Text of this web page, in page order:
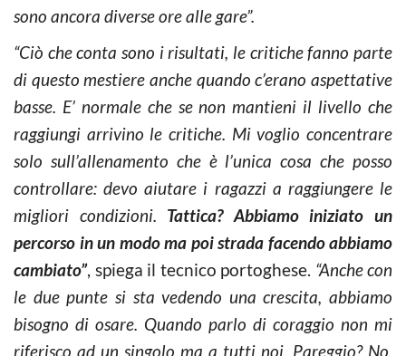
sono ancora diverse ore alle gare”.
“Ciò che conta sono i risultati, le critiche fanno parte
di questo mestiere anche quando c’erano aspettative
basse. E’ normale che se non mantieni il livello che
raggiungi arrivino le critiche. Mi voglio concentrare
solo sull’allenamento che è l’unica cosa che posso
controllare: devo aiutare i ragazzi a raggiungere le
migliori condizioni. Tattica? Abbiamo iniziato un
percorso in un modo ma poi strada facendo abbiamo
cambiato”, spiega il tecnico portoghese. “Anche con
le due punte si sta vedendo una crescita, abbiamo
bisogno di osare. Quando parlo di coraggio non mi
riferisco ad un singolo ma a tutti noi. Pareggio? No,